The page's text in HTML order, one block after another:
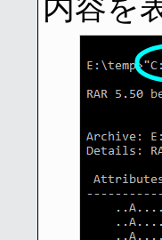
内容を